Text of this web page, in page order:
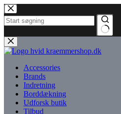
Fortsæt
til
indhold
Ingen
resultater
Accessories
Brands
Indretning
Borddækning
Udforsk butik
Tilbud